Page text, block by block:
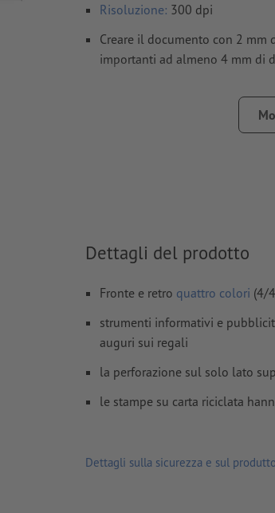
Risoluzione: 300 dpi
Creare il documento con 2 mm
importanti ad almeno 4 mm di
CMYK,
FOGRA52 (PSO Uncoated v3
I contenuti dei campi modulo
Come si creano correttamente i dati
Dettagli del prodotto
Fronte e retro quattro colori (4/
strumenti informativi e
auguri sui regali
la perforazione sul solo lato
le stampe su carta riciclata
Dettagli sulla sicurezza e sul